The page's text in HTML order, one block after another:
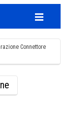
Connettore